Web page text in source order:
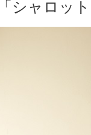
シャロッ